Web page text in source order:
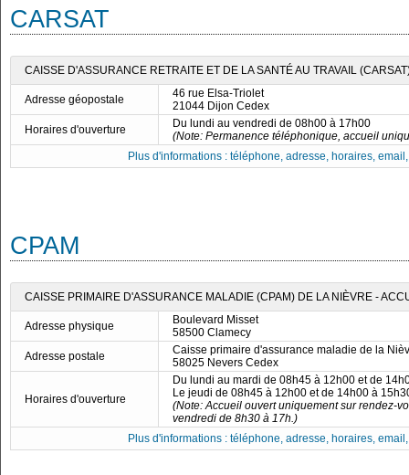
CARSAT
CAISSE D'ASSURANCE RETRAITE ET DE LA SANTÉ AU TRAVAIL
Adresse géopostale
46 rue Elsa-Triolet
21044 Dijon Cedex
Horaires d'ouverture
Du lundi au vendredi de 08h00 à 17h00
(Note: Permanence téléphonique, accueil
Plus d'informations : téléphone, adresse, horaires,
CPAM
CAISSE PRIMAIRE D'ASSURANCE MALADIE (CPAM) DE LA NIÈVRE -
Adresse physique
Boulevard Misset
58500 Clamecy
Adresse postale
Caisse primaire d'assurance maladie de la
58025 Nevers Cedex
Horaires d'ouverture
Du lundi au mardi de 08h45 à 12h00 et de
Le jeudi de 08h45 à 12h00 et de 14h00 à
(Note: Accueil ouvert uniquement sur rendez-
vendredi de 8h30 à 17h.)
Plus d'informations : téléphone, adresse, horaires,